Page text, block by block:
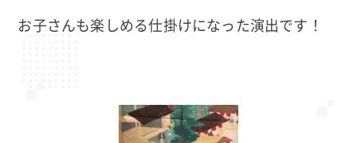
お子さんも楽しめる仕掛けになった演出です！